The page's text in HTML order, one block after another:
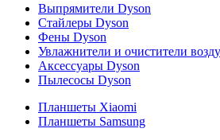
Выпрямители Dyson
Стайлеры Dyson
Фены Dyson
Увлажнители и очистители
Аксессуары Dyson
Пылесосы Dyson
Планшеты Xiaomi
Планшеты Samsung